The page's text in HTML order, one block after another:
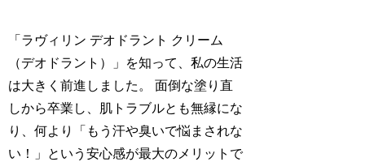
「ラヴィリン デオドラント クリーム
（デオドラント）」を知って、私の生活
は大きく前進しました。 面倒な塗り直
しから卒業し、肌トラブルとも無縁にな
り、何より「もう汗や臭いで悩まされな
い！」という安心感が最大のメリットで